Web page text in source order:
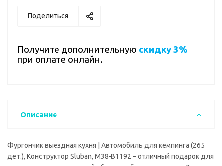
Поделиться
Получите дополнительную скидку 3%
при оплате онлайн.
Описание
Фургончик выездная кухня | Автомобиль для кемпинга (265
дет.), Конструктор Sluban, M38-B1192 – отличный подарок для